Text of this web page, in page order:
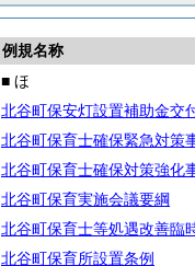
例規名称
■ ほ
北谷町保安灯設置補助金交
北谷町保育士確保緊急対策
北谷町保育士確保対策強化
北谷町保育実施会議要綱
北谷町保育士等処遇改善臨
北谷町保育所設置条例